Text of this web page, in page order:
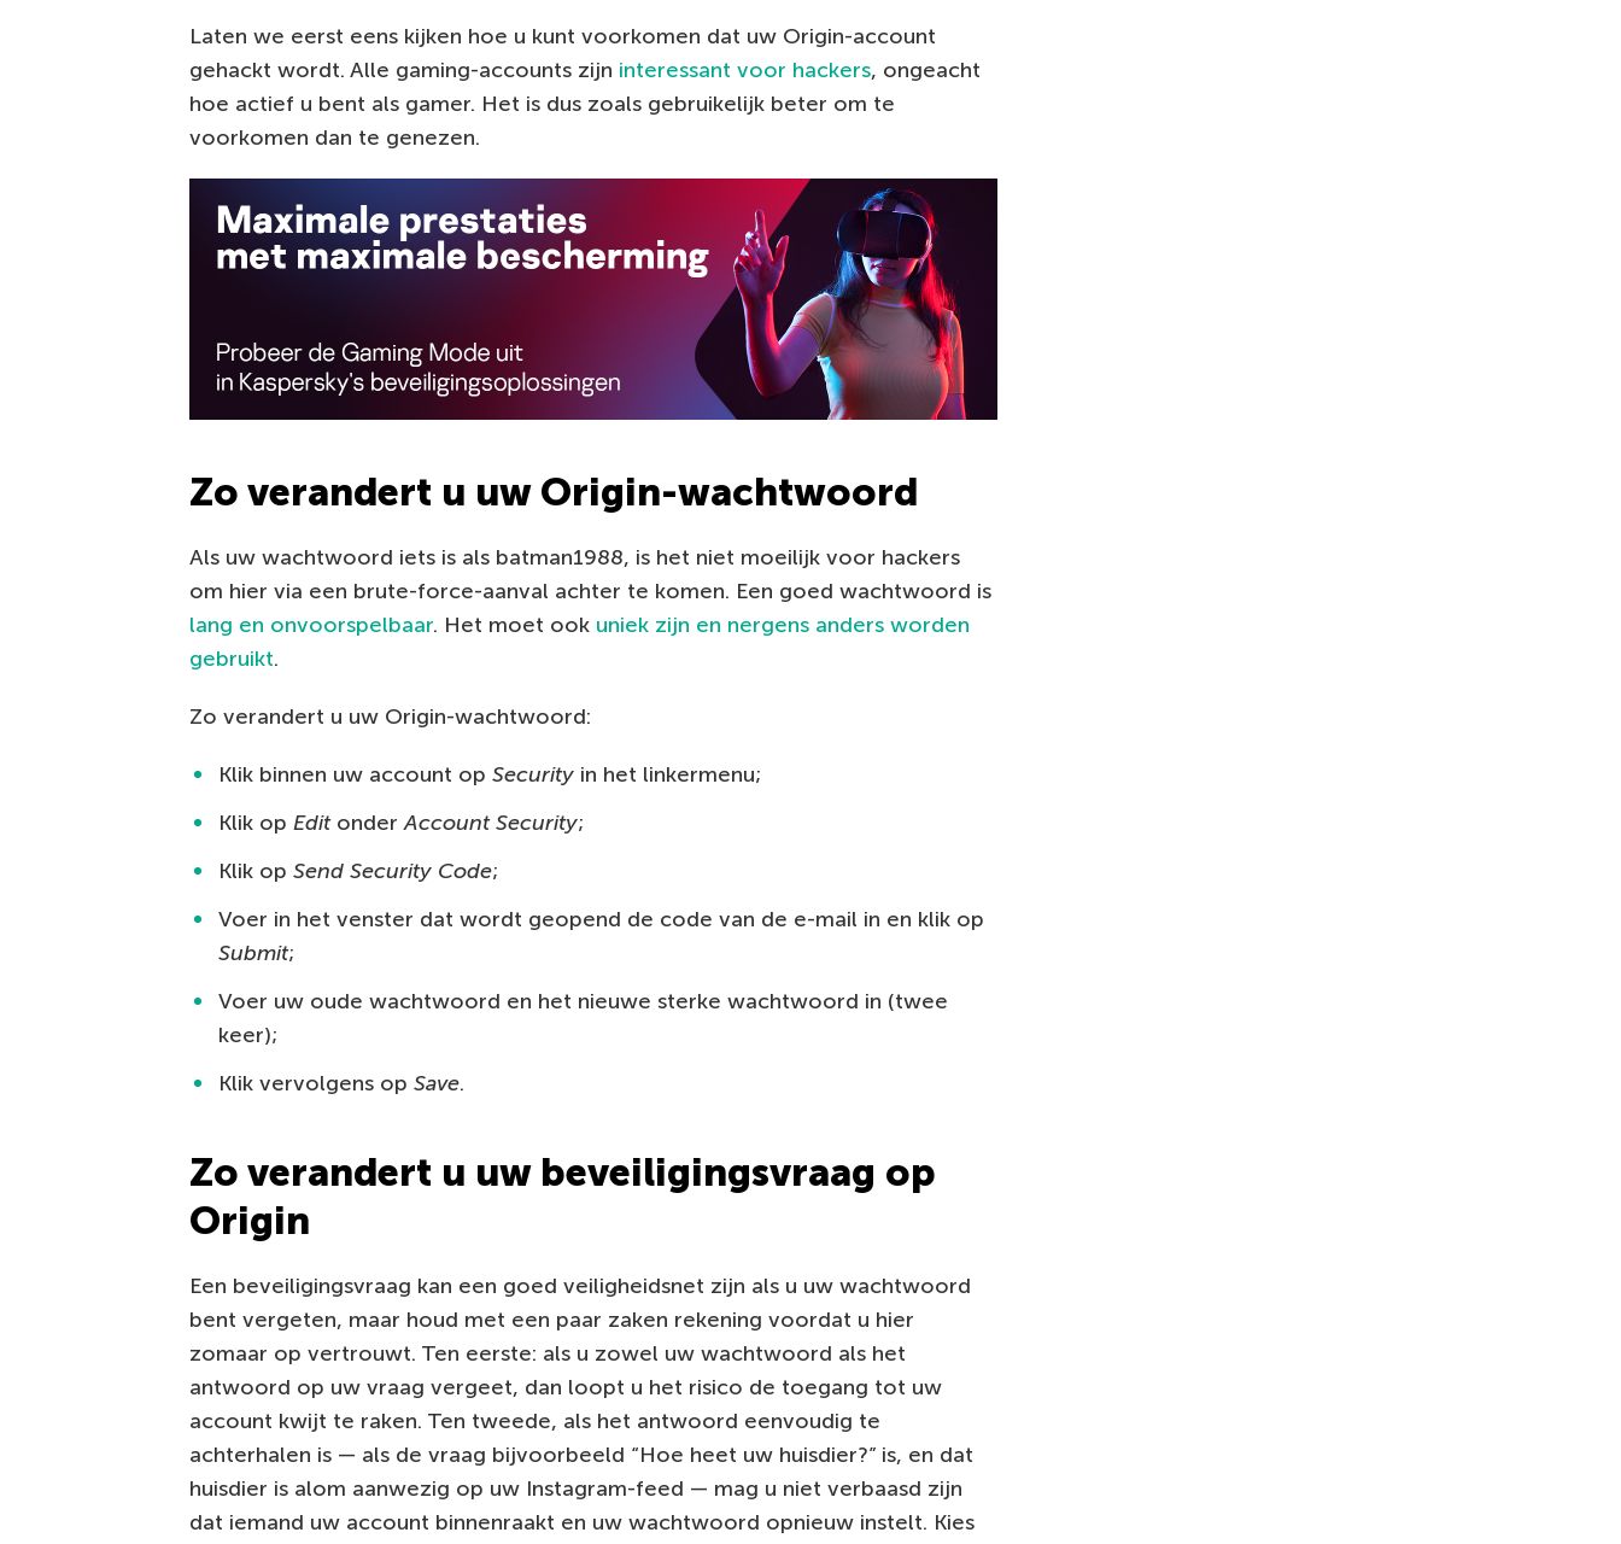
Laten we eerst eens kijken hoe u kunt voorkomen dat uw Origin-account
gehackt wordt. Alle gaming-accounts zijn interessant voor hackers, ongeacht
hoe actief u bent als gamer. Het is dus zoals gebruikelijk beter om te
voorkomen dan te genezen.
Zo verandert u uw Origin-wachtwoord
Als uw wachtwoord iets is als batman1988, is het niet moeilijk voor hackers
om hier via een brute-force-aanval achter te komen. Een goed wachtwoord is
lang en onvoorspelbaar. Het moet ook uniek zijn en nergens anders worden
gebruikt.
Zo verandert u uw Origin-wachtwoord:
Klik binnen uw account op Security in het linkermenu;
Klik op EditonderAccount Security;
Klik op Send Security Code;
Voer in het venster dat wordt geopend de code van de e-mail in en klik op
Submit;
Voer uw oude wachtwoord en het nieuwe sterke wachtwoord in (twee
keer);
Klik vervolgens op Save.
Zo verandert u uw beveiligingsvraag op
Origin
Een beveiligingsvraag kan een goed veiligheidsnet zijn als u uw wachtwoord
bent vergeten, maar houd met een paar zaken rekening voordat u hier
zomaar op vertrouwt. Ten eerste: als u zowel uw wachtwoord als het
antwoord op uw vraag vergeet, dan loopt u het risico de toegang tot uw
account kwijt te raken. Ten tweede, als het antwoord eenvoudig te
achterhalen is — als de vraag bijvoorbeeld “Hoe heet uw huisdier?” is, en dat
huisdier is alom aanwezig op uw Instagram-feed — mag u niet verbaasd zijn
dat iemand uw account binnenraakt en uw wachtwoord opnieuw instelt. Kies